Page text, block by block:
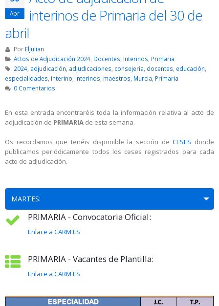
Abr
interinos de Primaria del 30 de
abril
Por ElJulian
Actos de Adjudicación 2024, Docentes Interinos Primaria
2024, adjudicación, adjudicaciones, consejería, docentes, educación,
especialidades, interino, Interinos, maestros, Murcia, Primaria
0 Comentarios
En esta entrada encontraréis toda la información relativa al acto de
adjudicación de PRIMARIA de esta semana.
Os recordamos que tenéis disponible la sección deCESES donde
publicamos periódicamente todos los ceses registrados para cada
acto de adjudicación.
MARTES:
PRIMARIA - Convocatoria Oficial:
Enlace a CARM.ES
PRIMARIA - Vacantes de Plantilla:
Enlace a CARM.ES